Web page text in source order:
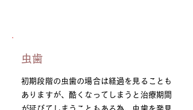
虫歯
初期段階の虫歯の場合は経過を見ることも
ありますが、酷くなってしまうと治療期間